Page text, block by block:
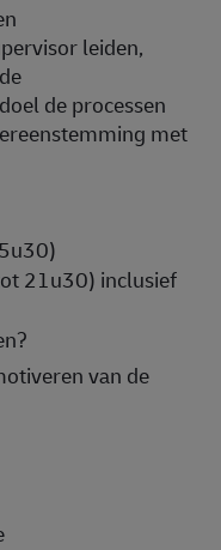
leiden,
de processen
met
21u30) inclusief
van de